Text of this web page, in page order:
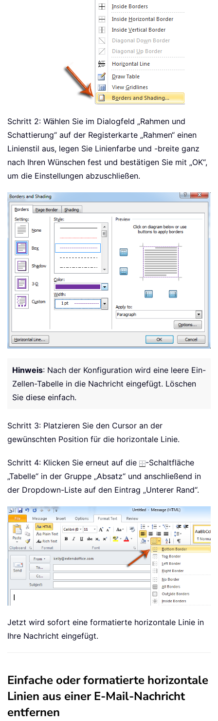
Schritt 2: Wählen Sie im Dialogfeld „Rahmen und
Schattierung“ auf der Registerkarte „Rahmen“ einen
Linienstil aus, legen Sie Linienfarbe und -breite ganz
nach Ihren Wünschen fest und bestätigen Sie mit „OK“,
um die Einstellungen abzuschließen.
Hinweis: Nach der Konfiguration wird eine leere Ein-
Zellen-Tabelle in die Nachricht eingefügt. Löschen
Sie diese einfach.
Schritt 3: Platzieren Sie den Cursor an der
gewünschten Position für die horizontale Linie.
Schritt 4: Klicken Sie erneut auf die
-Schaltfläche
„Tabelle“ in der Gruppe „Absatz“ und anschließend in
der Dropdown-Liste auf den Eintrag „Unterer Rand“.
Jetzt wird sofort eine formatierte horizontale Linie in
Ihre Nachricht eingefügt.
Einfache oder formatierte horizontale
Linien aus einer E-Mail-Nachricht
entfernen